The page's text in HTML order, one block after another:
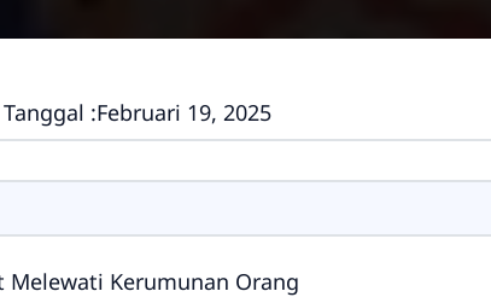
:Februari 19, 2025
Melewati Kerumunan Orang